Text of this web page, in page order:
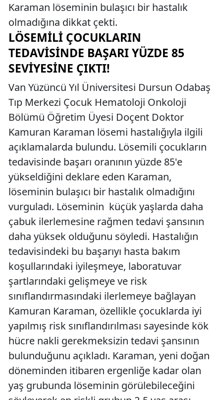
Karaman löseminin bulaşıcı bir hastalık
olmadığına dikkat çekti.
LÖSEMILI ÇOCUKLARIN
TEDAVISINDE BAŞARI YÜZDE 85
SEVIYESINE ÇIKTI!
Van Yüzüncü Yıl Üniversitesi Dursun Odabaş
Tıp Merkezi Çocuk Hematoloji Onkoloji
Bölümü Öğretim Üyesi Doçent Doktor
Kamuran Karaman lösemi hastalığıyla ilgili
açıklamalarda bulundu. Lösemili çocukların
tedavisinde başarı oranının yüzde 85'e
yükseldiğini deklare eden Karaman,
löseminin bulaşıcı bir hastalık olmadığını
vurguladı. Löseminin küçük yaşlarda daha
çabuk ilerlemesine rağmen tedavi şansının
daha yüksek olduğunu söyledi. Hastalığın
tedavisindeki bu başarıyı hasta bakım
koşullarındaki iyileşmeye, laboratuvar
şartlarındaki gelişmeye ve risk
sınıflandırmasındaki ilerlemeye bağlayan
Kamuran Karaman, özellikle çocuklarda iyi
yapılmış risk sınıflandırılması sayesinde kök
hücre nakli gerekmeksizin tedavi şansının
bulunduğunu açıkladı. Karaman, yeni doğan
döneminden itibaren ergenliğe kadar olan
yaş grubunda löseminin görülebileceğini